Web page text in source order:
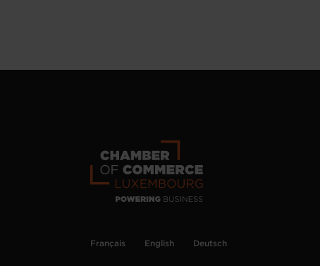
Français English Deutsch